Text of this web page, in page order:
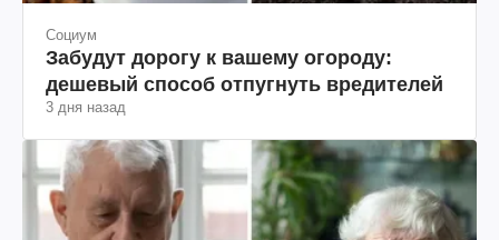
Социум
Забудут дорогу к вашему огороду:
дешевый способ отпугнуть вредителей
3 дня назад